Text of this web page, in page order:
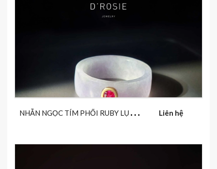
N
HẪN NGỌC TÍM PHỐI RUBY LỤC YÊN Liên hệ